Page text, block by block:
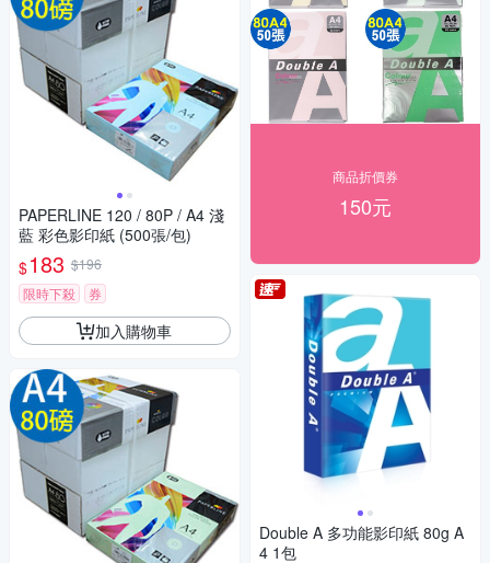
PAPERLINE 120 / 80P / A4 淺
藍 彩色影印紙 (500張/包)
$183 $196
限時下殺
券
加入購物車
商品折價券
150元
Double A 多功能影印紙 80g A
4 1包